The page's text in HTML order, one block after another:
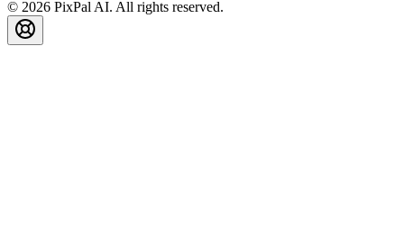
© 2026 PixPal AI. All rights reserved.